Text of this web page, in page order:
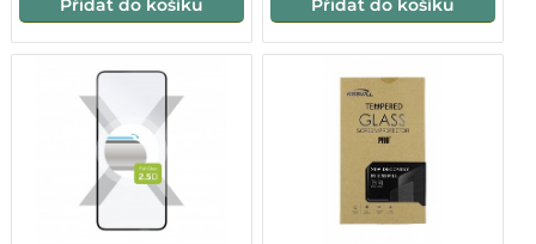
Přidat do košíku Přidat do košíku